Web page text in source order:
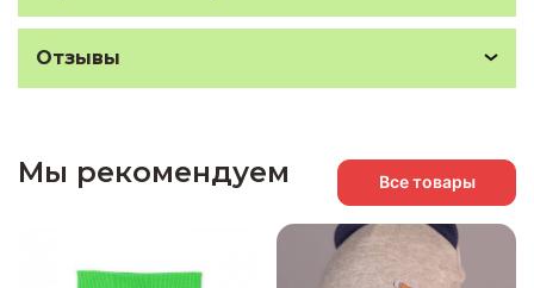
Отзывы
Мы рекомендуем Все товары